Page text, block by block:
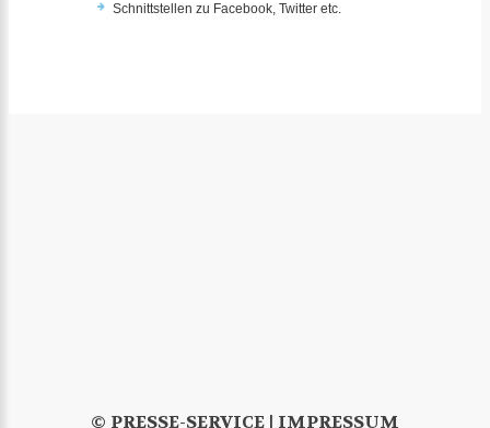
Schnittstellen zu Facebook, Twitter etc.
© PRESSE-SERVICE | IMPRESSUM